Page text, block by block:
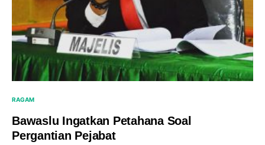
RAGAM
Bawaslu Ingatkan Petahana Soal
Pergantian Pejabat